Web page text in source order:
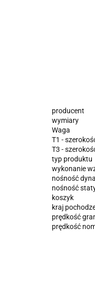
producent
wymiary
Waga
T1 -
T3 -
typ produktu
wykonanie
nośność
nośność
koszyk
kraj
prędkość
prędkość